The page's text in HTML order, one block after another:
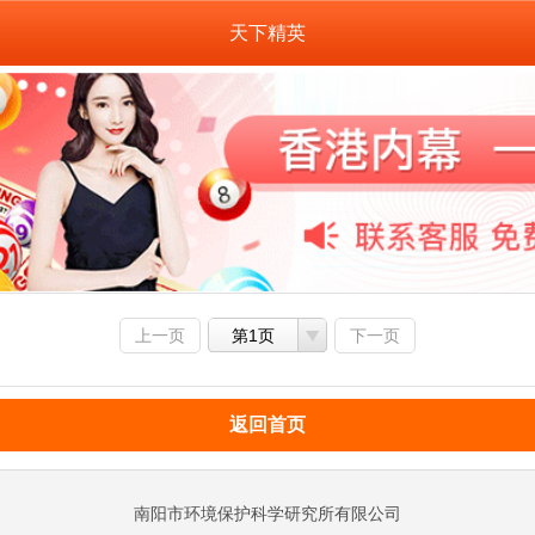
天下精英
上一页 第1页 下一页
返回首页
南阳市环境保护科学研究所有限公司